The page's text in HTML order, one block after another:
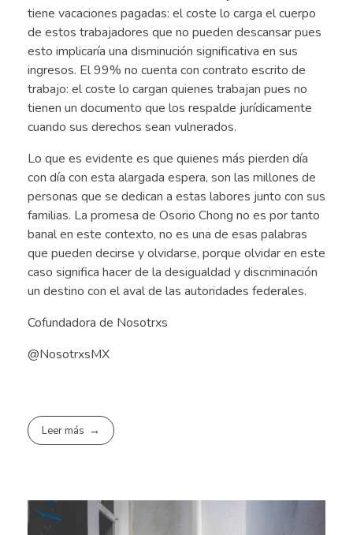
tiene vacaciones pagadas: el coste lo carga el cuerpo
de estos trabajadores que no pueden descansar pues
esto implicaría una disminución significativa en sus
ingresos. El 99% no cuenta con contrato escrito de
trabajo: el coste lo cargan quienes trabajan pues no
tienen un documento que los respalde jurídicamente
cuando sus derechos sean vulnerados.
Lo que es evidente es que quienes más pierden día
con día con esta alargada espera, son las millones de
personas que se dedican a estas labores junto con sus
familias. La promesa de Osorio Chong no es por tanto
banal en este contexto, no es una de esas palabras
que pueden decirse y olvidarse, porque olvidar en este
caso significa hacer de la desigualdad y discriminación
un destino con el aval de las autoridades federales.
Cofundadora de Nosotrxs
@NosotrxsMX
Leer más